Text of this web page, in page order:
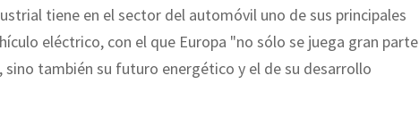
tiene en el sector del automóvil uno de sus principales
eléctrico, con el que Europa "no sólo se juega gran parte
también su futuro energético y el de su desarrollo